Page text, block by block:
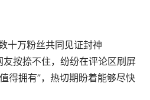
十万粉丝共同见证封神
按捺不住，纷纷在评论区刷屏
得拥有”，热切期盼着能够尽快